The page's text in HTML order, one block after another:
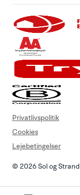
© 2026 Sol og Strand
Privatlivspolitik
Cookies
Lejebetingelser